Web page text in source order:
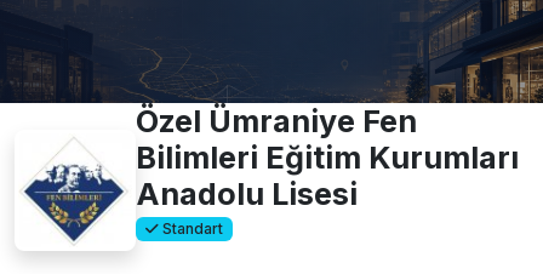
Özel Ümraniye Fen
Bilimleri Eğitim Kurumları
Anadolu Lisesi
Standart